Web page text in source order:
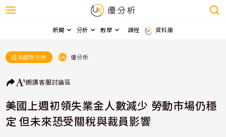
新聞 分析 教學 課程 資料庫
經濟趨勢剖析 優分析
朗讀客服討論區
美國上週初領失業金人數減少 勞動市場仍穩
定 但未來恐受關稅與裁員影響